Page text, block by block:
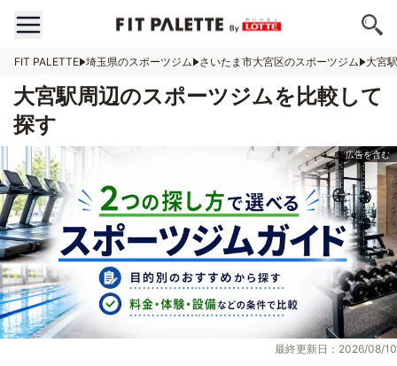
FIT PALETTE 埼玉県のスポーツジム さいたま市大宮区のスポーツジム 大宮
大宮駅周辺のスポーツジムを比較して
探す
最終更新日：2026/08/10